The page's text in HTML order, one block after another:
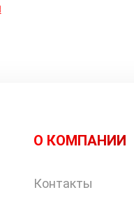
О КОМПАНИИ
Контакты